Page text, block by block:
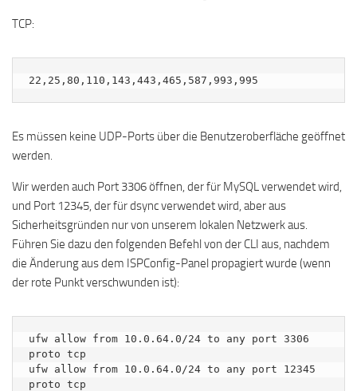
TCP:
22,25,80,110,143,443,465,587,993,995
Es müssen keine UDP-Ports über die Benutzeroberfläche geöffnet
werden.
Wir werden auch Port 3306 öffnen, der für MySQL verwendet wird,
und Port 12345, der für dsync verwendet wird, aber aus
Sicherheitsgründen nur von unserem lokalen Netzwerk aus.
Führen Sie dazu den folgenden Befehl von der CLI aus, nachdem
die Änderung aus dem ISPConfig-Panel propagiert wurde (wenn
der rote Punkt verschwunden ist):
ufw allow from 10.0.64.0/24 to any port 3306
proto tcp
ufw allow from 10.0.64.0/24 to any port 12345
proto tcp